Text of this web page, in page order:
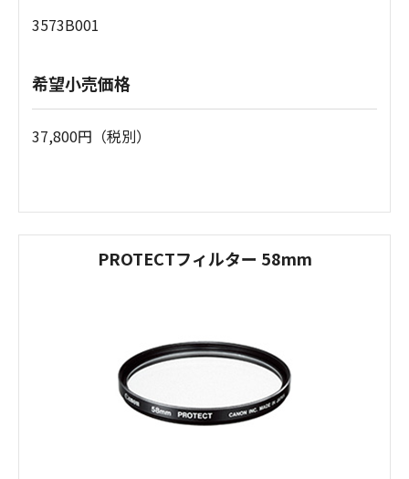
3573B001
希望小売価格
37,800円（税別）
PROTECTフィルター 58mm